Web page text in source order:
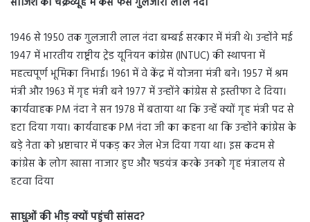
1946 से 1950 तक गुलजारी लाल नंदा बम्बई सरकार में मंत्री थे। उन्होंने मई
1947 में भारतीय राष्ट्रीय ट्रेड यूनियन कांग्रेस (INTUC) की स्थापना में
महत्वपूर्ण भूमिका निभाई। 1961 में वे केंद्र में योजना मंत्री बने। 1957 में श्रम
मंत्री और 1963 में गृह मंत्री बने 1977 में उन्होंने कांग्रेस से इस्तीफा दे दिया।
कार्यवाहक PM नंदा ने सन 1978 में बताया था कि उन्हें क्यों गृह मंत्री पद से
हटा दिया गया। कार्यवाहक PM नंदा जी का कहना था कि उन्होंने कांग्रेस के
बड़े नेता को भ्रष्टाचार में पकड़ कर जेल भेज दिया गया था। इस कदम से
कांग्रेस के लोग खासा नाजार हुए और षडयंत्र करके उनको गृह मंत्रालय से
हटवा दिया
साधुओं की भीड़ क्यों पहुंची सांसद?